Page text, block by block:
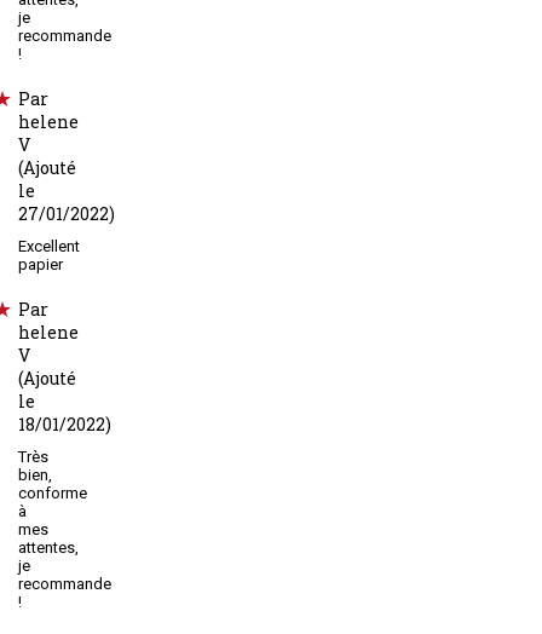
je
recommande
!
Par
helene
V
(Ajouté
le
27/01/2022)
Excellent
papier
Par
helene
V
(Ajouté
le
18/01/2022)
Très
bien,
conforme
à
mes
attentes,
je
recommande
!